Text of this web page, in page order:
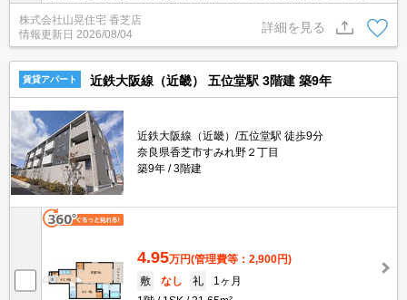
浴室乾燥機・システムキッチンなど盛りだくさんの設備！宅配ボッ
クスも完備！
株式会社山晃住宅 香芝店
情報更新日 2026/08/04
詳細を見る
賃貸アパート 近鉄大阪線（近畿） 五位堂駅 3階建 築9年
近鉄大阪線（近畿）/五位堂駅 徒歩9分
奈良県香芝市すみれ野２丁目
築9年
3階建
4.95万円(管理費等：2,900円)
敷
なし 礼
1ヶ月